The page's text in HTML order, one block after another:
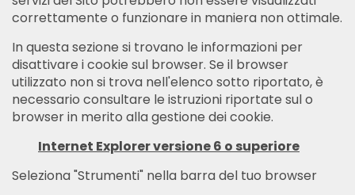
correttamente o funzionare in maniera non ottimale.
In questa sezione si trovano le informazioni per
disattivare i cookie sul browser. Se il browser
utilizzato non si trova nell'elenco sotto riportato, è
necessario consultare le istruzioni riportate sul o
browser in merito alla gestione dei cookie.
Internet Explorer versione 6 o superiore
Seleziona "Strumenti" nella barra del tuo browser